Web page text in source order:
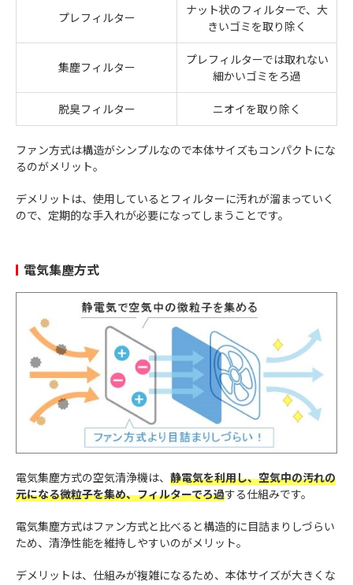
プレフィルター
ナット状のフィルターで、大
きいゴミを取り除く
集塵フィルター
プレフィルターでは取れない
細かいゴミをろ過
脱臭フィルター ニオイを取り除く
ファン方式は構造がシンプルなので本体サイズもコンパクトにな
るのがメリット。
デメリットは、使用しているとフィルターに汚れが溜まっていく
ので、定期的な手入れが必要になってしまうことです。
電気集塵方式
電気集塵方式の空気清浄機は、 静電気を利用し、空気中の汚れの
元になる微粒子を集め、フィルターでろ過する仕組みです。
電気集塵方式はファン方式と比べると構造的に目詰まりしづらい
ため、清浄性能を維持しやすいのがメリット。
デメリットは、仕組みが複雑になるため、本体サイズが大きくな